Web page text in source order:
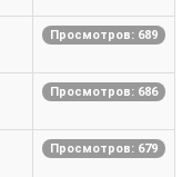
Просмотров: 689
Просмотров: 686
Просмотров: 679